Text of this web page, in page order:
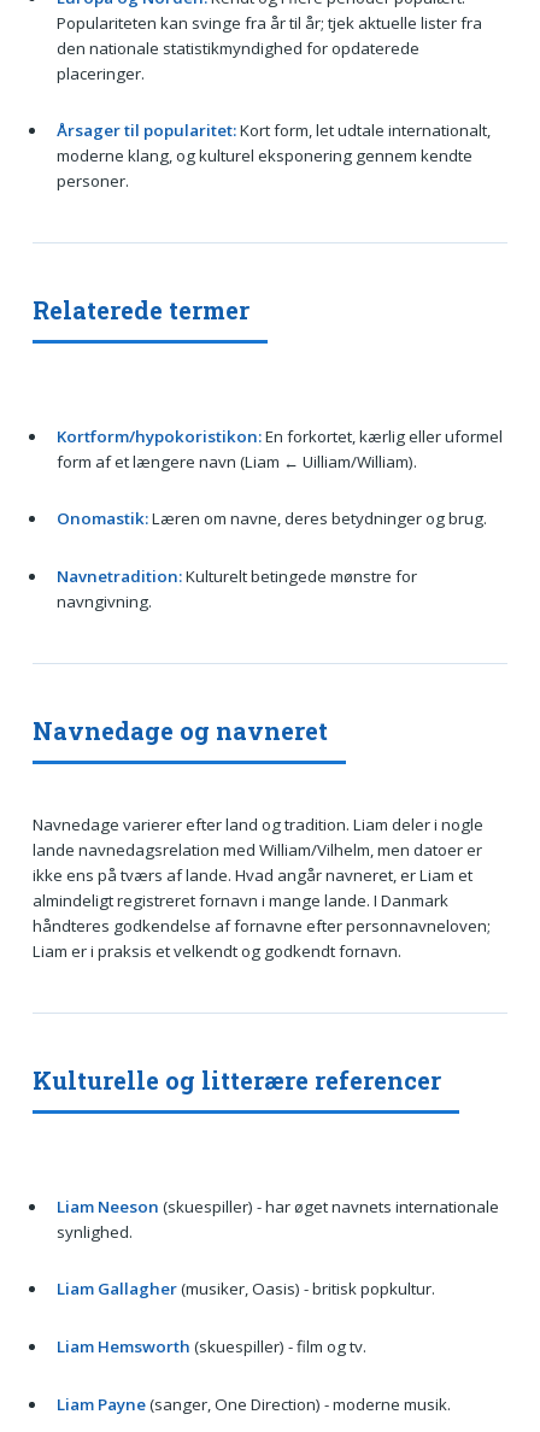
Populariteten kan svinge fra år til år; tjek aktuelle lister fra
den nationale statistikmyndighed for opdaterede
placeringer.
Årsager til popularitet:Kort form, let udtale internationalt,
moderne klang, og kulturel eksponering gennem kendte
personer.
Relaterede termer
Kortform/hypokoristikon:En forkortet, kærlig eller uformel
form af et længere navn (Liam ← Uilliam/William).
Onomastik:Læren om navne, deres betydninger og brug.
Navnetradition:Kulturelt betingede mønstre for
navngivning.
Navnedage og navneret
Navnedage varierer efter land og tradition. Liam deler i nogle
lande navnedagsrelation med William/Vilhelm, men datoer er
ikke ens på tværs af lande. Hvad angår navneret, er Liam et
almindeligt registreret fornavn i mange lande. I Danmark
håndteres godkendelse af fornavne efter personnavneloven;
Liam er i praksis et velkendt og godkendt fornavn.
Kulturelle og litterære referencer
Liam Neeson (skuespiller) - har øget navnets internationale
synlighed.
Liam Gallagher(musiker, Oasis) - britisk popkultur.
Liam Hemsworth (skuespiller) - film og tv.
Liam Payne(sanger, One Direction) - moderne musik.